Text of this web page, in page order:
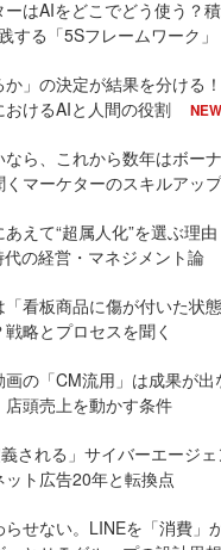
はAIをどこでどう使う？
する「5Sフレームワーク」
か」の決定が結果を分ける
けるAIと人間の役割
NEW
なら、これから数年はボー
くマーケターのスキルアップ
あえて“超属人化”を選ぶ理
の経営・マネジメント論
「看板商品に傷が付いた状
略とプロセスを聞く
画の「CM流用」は成果が出
頭売上を動かす条件
義される」サイバーエージ
ット広告20年と転換点
せない。LINEを「消費」